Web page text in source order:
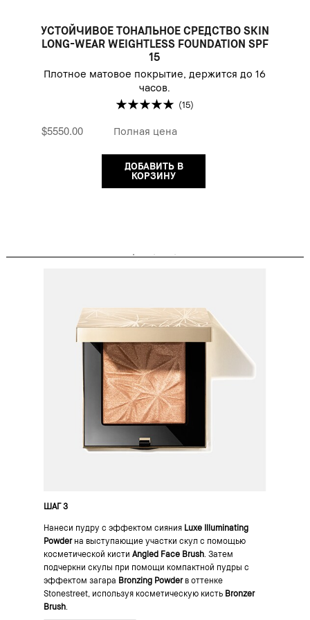
УСТОЙЧИВОЕ ТОНАЛЬНОЕ СРЕДСТВО SKIN
LONG-WEAR WEIGHTLESS FOUNDATION SPF
15
Плотное матовое покрытие, держится до 16
часов.
(15)
$5550.00 Полная цена
ДОБАВИТЬ В
КОРЗИНУ
ШАГ 3
Нанеси пудру с эффектом сияния Luxe Illuminating
Powderна выступающие участки скул с помощью
косметической кисти Angled Face Brush. Затем
подчеркни скулы при помощи компактной пудры с
эффектом загара Bronzing Powderв оттенке
Stonestreet, используя косметическую кисть Bronzer
Brush.